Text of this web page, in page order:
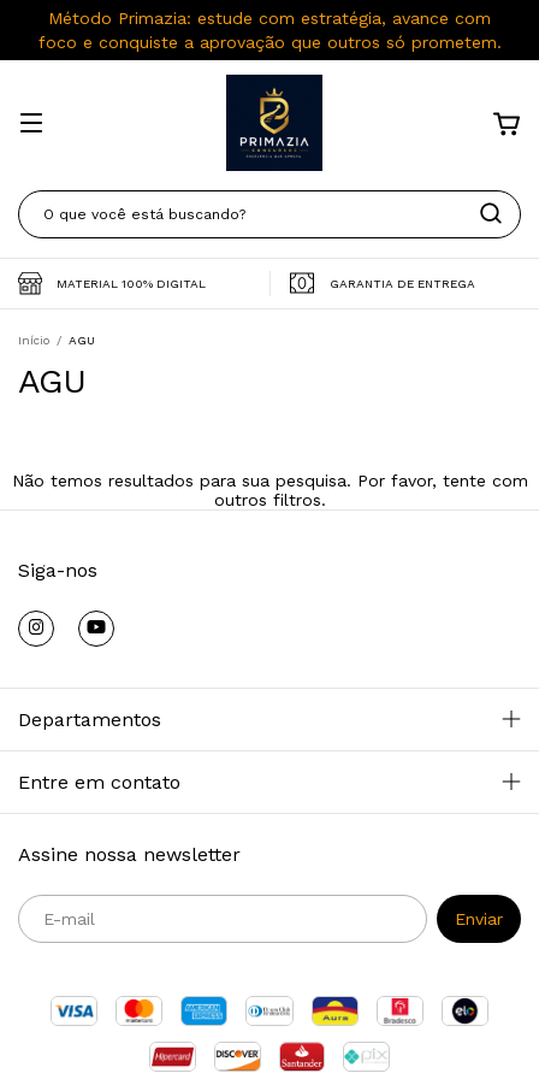
Método Primazia: estude com estratégia, avance com
foco e conquiste a aprovação que outros só prometem.
MATERIAL 100% DIGITAL GARANTIA DE ENTREGA
Início / AGU
AGU
Não temos resultados para sua pesquisa. Por favor, tente com
outros filtros.
Siga-nos
Departamentos
Entre em contato
Assine nossa newsletter